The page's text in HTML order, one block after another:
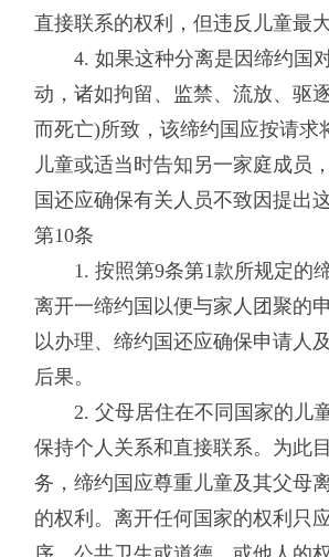
直接联系的权利，但违反儿童最
4. 如果这种分离是因缔约国对
动，诸如拘留、监禁、流放、驱
而死亡)所致，该缔约国应按请
儿童或适当时告知另一家庭成员
国还应确保有关人员不致因提出
第10条
1. 按照第9条第1款所规定的缔
离开一缔约国以便与家人团聚的
以办理、缔约国还应确保申请人
后果。
2. 父母居住在不同国家的儿童
保持个人关系和直接联系。为此
务，缔约国应尊重儿童及其父母
的权利。离开任何国家的权利只